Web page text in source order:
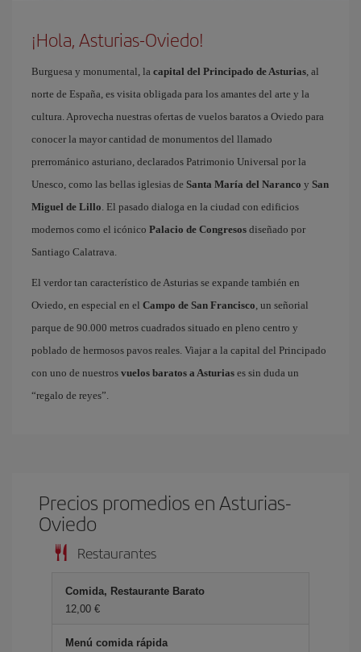
¡Hola, Asturias-Oviedo!
Burguesa y monumental, la capital del Principado de Asturias, al
norte de España, es visita obligada para los amantes del arte y la
cultura. Aprovecha nuestras ofertas de vuelos baratos a Oviedo para
conocer la mayor cantidad de monumentos del llamado
prerrománico asturiano, declarados Patrimonio Universal por la
Unesco, como las bellas iglesias de Santa María del Naranco y San
Miguel de Lillo. El pasado dialoga en la ciudad con edificios
modernos como el icónico Palacio de Congresos diseñado por
Santiago Calatrava.
El verdor tan característico de Asturias se expande también en
Oviedo, en especial en el Campo de San Francisco, un señorial
parque de 90.000 metros cuadrados situado en pleno centro y
poblado de hermosos pavos reales. Viajar a la capital del Principado
con uno de nuestros vuelos baratos a Asturias es sin duda un
“regalo de reyes”.
Precios promedios en Asturias-
Oviedo
Restaurantes
Comida, Restaurante Barato
12,00 €
Menú comida rápida